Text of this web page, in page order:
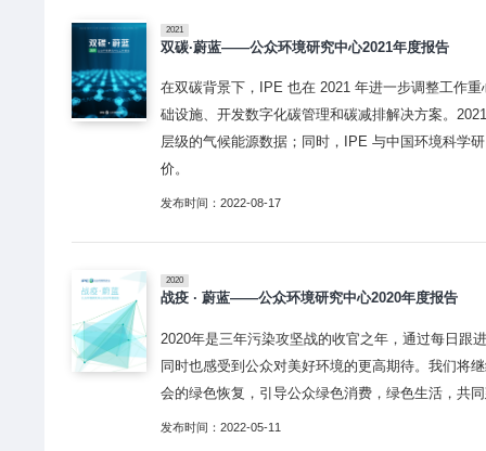
2021
双碳·蔚蓝——公众环境研究中心2021年度报告
在双碳背景下，IPE 也在 2021 年进一步调整工作
础设施、开发数字化碳管理和碳减排解决方案。
层级的气候能源数据；同时，IPE 与中国环境科学
价。
发布时间：2022-08-17
2020
战疫 · 蔚蓝——公众环境研究中心2020年度报告
2020年是三年污染攻坚战的收官之年，通过每日跟
同时也感受到公众对美好环境的更高期待。我们将
会的绿色恢复，引导公众绿色消费，绿色生活，共
发布时间：2022-05-11